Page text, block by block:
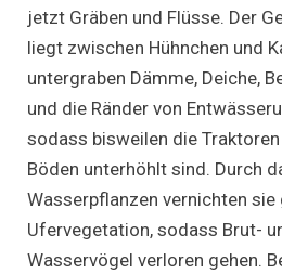
jetzt Gräben und Flüsse. Der
liegt zwischen Hühnchen und
untergraben Dämme, Deiche,
und die Ränder von
sodass bisweilen die
Böden unterhöhlt sind. Durch
Wasserpflanzen vernichten
Ufervegetation, sodass Brut-
Wasservögel verloren gehen.